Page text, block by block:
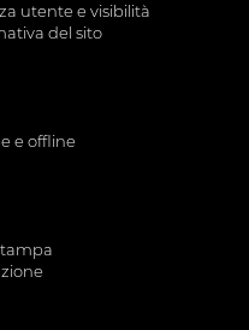
utente e visibilità
del sito
e offline